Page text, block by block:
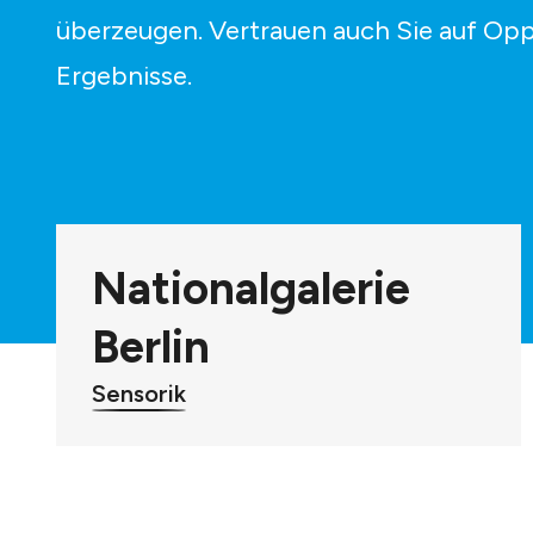
überzeugen. Vertrauen auch Sie auf
Ergebnisse.
Nationalgalerie
Berlin
Sensorik